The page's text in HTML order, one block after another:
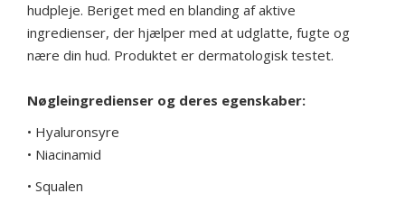
hudpleje. Beriget med en blanding af aktive
ingredienser, der hjælper med at udglatte, fugte og
nære din hud. Produktet er dermatologisk testet.
Nøgleingredienser og deres egenskaber:
• Hyaluronsyre
• Niacinamid
• Squalen